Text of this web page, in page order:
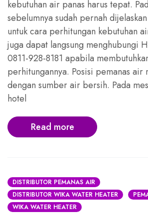
kebutuhan air panas harus tepat.
sebelumnya sudah pernah
untuk cara perhitungan kebutuhan
juga dapat langsung menghubungi
0811-928-8181 apabila
perhitungannya. Posisi pemanas air
dengan sumber air bersih. Pada
hotel
Read more
DISTRIBUTOR PEMANAS AIR
DISTRIBUTOR WIKA WATER HEATER
WIKA WATER HEATER